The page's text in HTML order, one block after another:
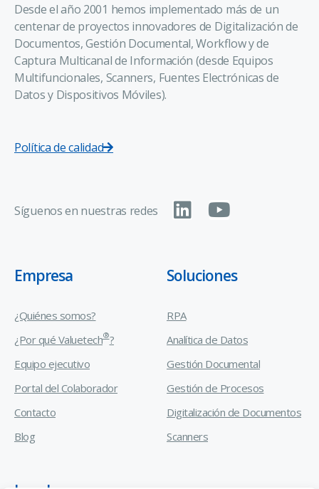
Desde el año 2001 hemos implementado más de un
centenar de proyectos innovadores de Digitalización de
Documentos, Gestión Documental, Workflow y de
Captura Multicanal de Información (desde Equipos
Multifuncionales, Scanners, Fuentes Electrónicas de
Datos y Dispositivos Móviles).
Política de calidad
Síguenos en nuestras redes
Empresa
¿Quiénes somos?
¿Por qué Valuetech®?
Equipo ejecutivo
Portal del Colaborador
Contacto
Blog
Soluciones
RPA
Analítica de Datos
Gestión Documental
Gestión de Procesos
Digitalización de Documentos
Scanners